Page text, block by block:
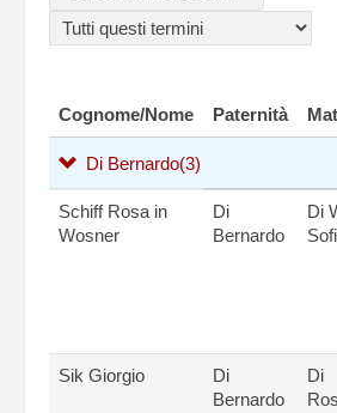
Cognome/Nome Paternità
Di Bernardo(3)
Schiff Rosa in
Wosner
Di
Bernardo
Di
Sik Giorgio
Di
Bernardo
Di